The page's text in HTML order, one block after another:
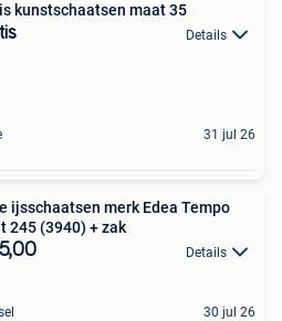
kunstschaatsen maat 35
Details
31 jul 26
ijsschaatsen merk Edea Tempo
245 (3940) + zak
Details
30 jul 26